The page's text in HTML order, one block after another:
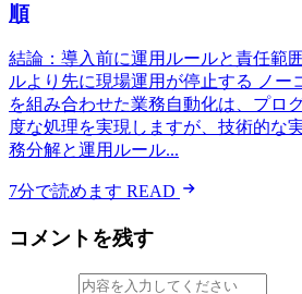
順
結論：導入前に運用ルールと責任範
ルより先に現場運用が停止する ノー
を組み合わせた業務自動化は、プロ
度な処理を実現しますが、技術的な
務分解と運用ルール...
7分で読めます READ
コメントを残す